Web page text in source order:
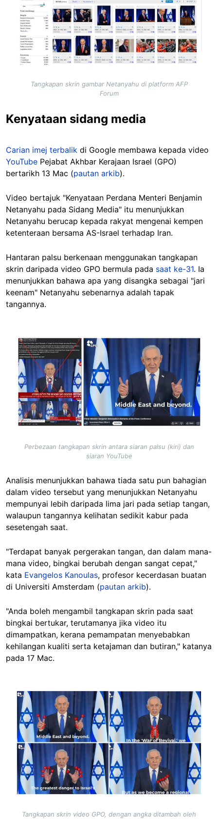
Tangkapan skrin gambar Netanyahu di platform AFP
Forum
Kenyataan sidang media
Carian imej terbalik di Google membawa kepada video
YouTube Pejabat Akhbar Kerajaan Israel (GPO)
bertarikh 13 Mac (pautan arkib).
Video bertajuk "Kenyataan Perdana Menteri Benjamin
Netanyahu pada Sidang Media" itu menunjukkan
Netanyahu berucap kepada rakyat mengenai kempen
ketenteraan bersama AS-Israel terhadap Iran.
Hantaran palsu berkenaan menggunakan tangkapan
skrin daripada video GPO bermula pada saat ke-31. Ia
menunjukkan bahawa apa yang disangka sebagai "jari
keenam" Netanyahu sebenarnya adalah tapak
tangannya.
Image
Perbezaan tangkapan skrin antara siaran palsu (kiri) dan
siaran YouTube
Analisis menunjukkan bahawa tiada satu pun bahagian
dalam video tersebut yang menunjukkan Netanyahu
mempunyai lebih daripada lima jari pada setiap tangan,
walaupun tangannya kelihatan sedikit kabur pada
sesetengah saat.
"Terdapat banyak pergerakan tangan, dan dalam mana-
mana video, bingkai berubah dengan sangat cepat,"
kata Evangelos Kanoulas, profesor kecerdasan buatan
di Universiti Amsterdam (pautan arkib).
"Anda boleh mengambil tangkapan skrin pada saat
bingkai bertukar, terutamanya jika video itu
dimampatkan, kerana pemampatan menyebabkan
kehilangan kualiti serta ketajaman dan butiran," katanya
pada 17 Mac.
Image
Tangkapan skrin video GPO, dengan angka ditambah oleh